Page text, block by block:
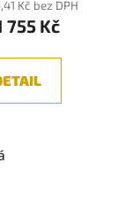
Kč bez DPH
755 Kč